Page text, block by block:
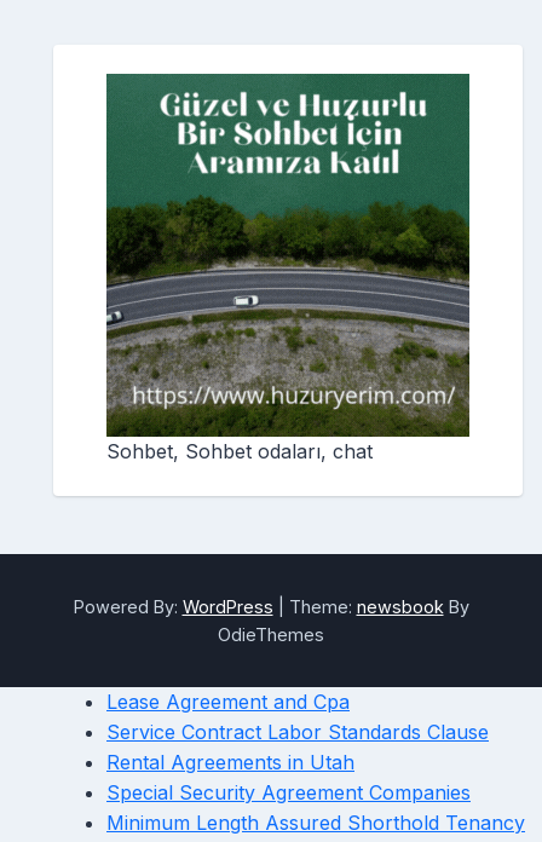
Sohbet, Sohbet odaları, chat
Powered By: WordPress Theme: newsbook By
OdieThemes
Lease Agreement and Cpa
Service Contract Labor Standards Clause
Rental Agreements in Utah
Special Security Agreement Companies
Minimum Length Assured Shorthold Tenancy